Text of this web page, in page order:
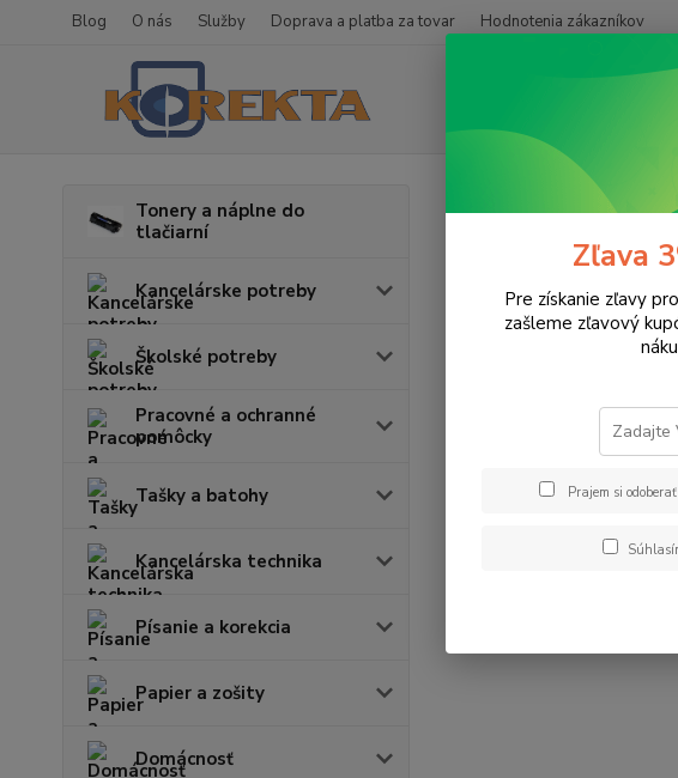
Blog O nás Služby Doprava a platba za tovar Hodnotenia zákazníkov
Tonery a náplne do
tlačiarní
Kancelárske potreby
Školské potreby
Pracovné a ochranné
pomôcky
Tašky a batohy
Kancelárska technika
Písanie a korekcia
Papier a zošity
Domácnosť
Tonery a náplne do
DeskJet
V tejto kategórii nebol
Zľava
Pre získanie zľavy
zašleme zľavový
Prajem si